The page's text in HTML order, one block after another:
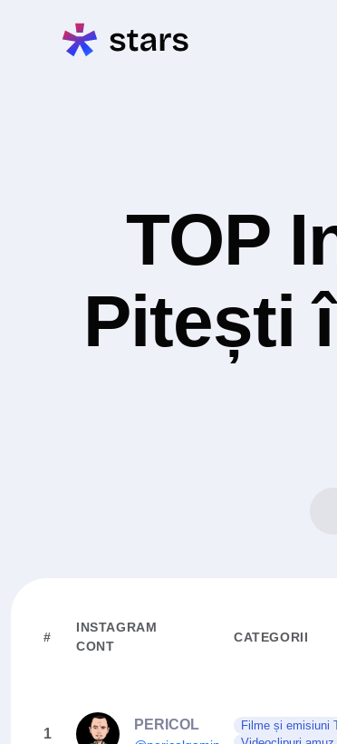
TOP
Pitești
#
INSTAGRAM
CONT
CATEGORII
1
PERICOL Filme și emisiuni